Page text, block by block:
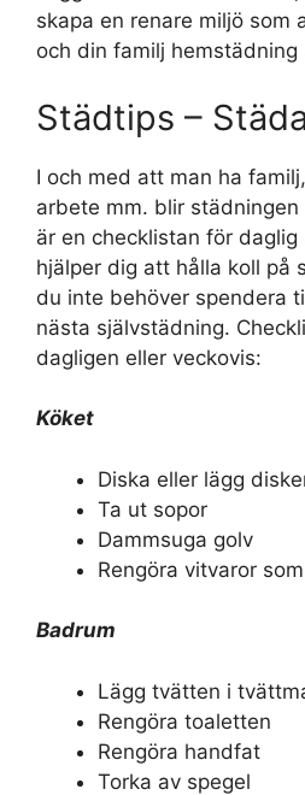
skapa en renare miljö som
och din familj hemstädning
Städtips –
I och med att man ha
arbete mm. blir
är en checklistan för daglig
hjälper dig att hålla koll på
du inte behöver spendera
nästa självstädning.
dagligen eller veckovis:
Köket
Diska eller lägg
Ta ut sopor
Dammsuga golv
Rengöra vitvaror
Badrum
Lägg tvätten i
Rengöra toaletten
Rengöra handfat
Torka av spegel